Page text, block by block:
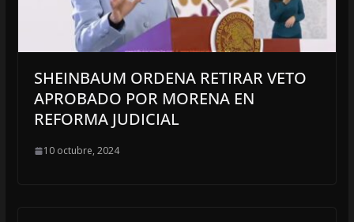
SHEINBAUM ORDENA RETIRAR VETO
APROBADO POR MORENA EN
REFORMA JUDICIAL
10 octubre, 2024